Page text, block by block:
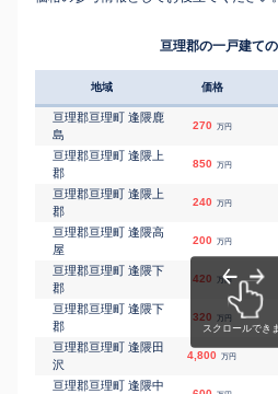
亘理郡の一戸建て
地域 価格
亘理郡亘理町 逢隈鹿
島
270 万円
亘理郡亘理町 逢隈上
郡
850 万円
亘理郡亘理町 逢隈上
郡
240 万円
亘理郡亘理町 逢隈高
屋
200 万円
亘理郡亘理町 逢隈下
郡
420 万円
亘理郡亘理町 逢隈下
郡
320 万円
亘理郡亘理町 逢隈田
沢
4,800 万円
亘理郡亘理町 逢隈中